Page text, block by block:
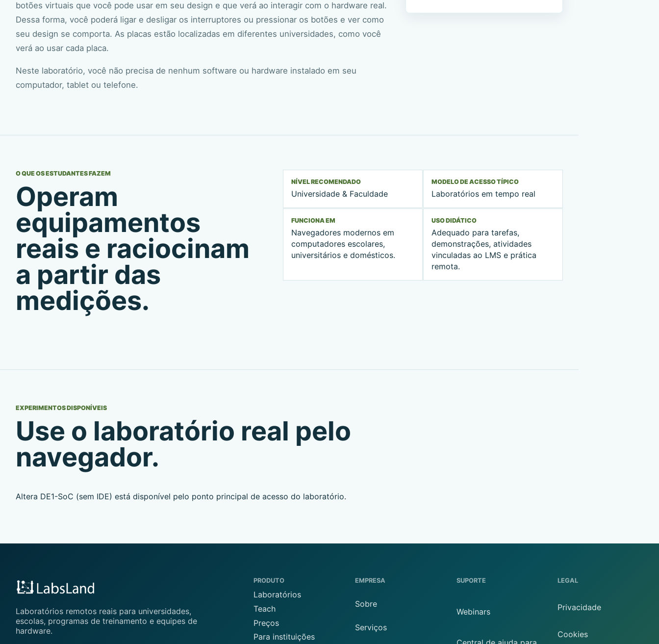
botões virtuais que você pode usar em seu design e que verá ao interagir com o hardware real.
Dessa forma, você poderá ligar e desligar os interruptores ou pressionar os botões e ver como
seu design se comporta. As placas estão localizadas em diferentes universidades, como você
verá ao usar cada placa.
Neste laboratório, você não precisa de nenhum software ou hardware instalado em seu
computador, tablet ou telefone.
O QUE OS ESTUDANTES FAZEM
Operam
equipamentos
reais e raciocinam
a partir das
medições.
NÍVEL RECOMENDADO
Universidade & Faculdade
MODELO DE ACESSO TÍPICO
Laboratórios em tempo real
FUNCIONA EM
Navegadores modernos em
computadores escolares,
universitários e domésticos.
USO DIDÁTICO
Adequado para tarefas,
demonstrações, atividades
vinculadas ao LMS e prática
remota.
EXPERIMENTOS DISPONÍVEIS
Use o laboratório real pelo
navegador.
Altera DE1-SoC (sem IDE) está disponível pelo ponto principal de acesso do laboratório.
Laboratórios remotos reais para universidades,
escolas, programas de treinamento e equipes de
hardware.
PRODUTO
Laboratórios
Teach
Preços
Para instituições
EMPRESA
Sobre
Serviços
SUPORTE
Webinars
LEGAL
Privacidade
Cookies